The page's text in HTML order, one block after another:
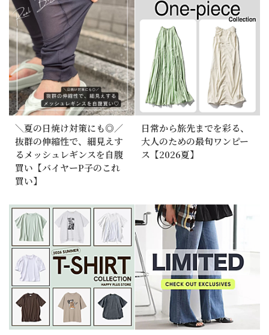
＼夏の日焼け対策にも◎／
抜群の伸縮性で、細見えす
るメッシュレギンスを自腹
買い【バイヤーP子のこれ
買い】
日常から旅先までを彩る、
大人のための最旬ワンピー
ス【2026夏】